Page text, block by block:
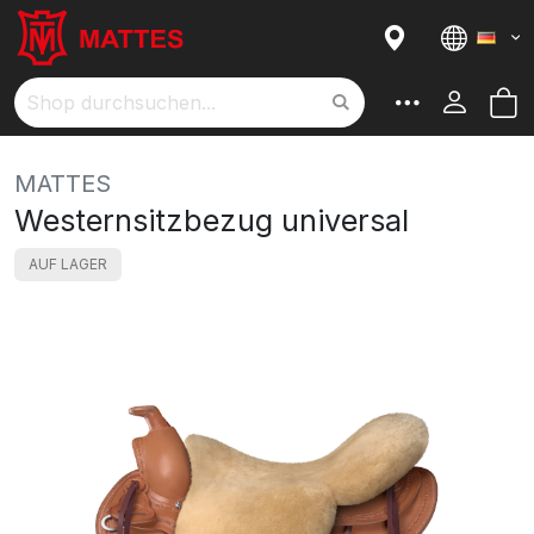
Suche
MATTES
Westernsitzbezug universal
AUF LAGER